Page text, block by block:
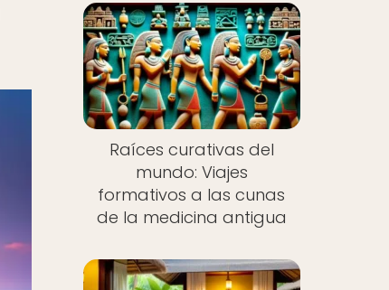
Raíces curativas del
mundo: Viajes
formativos a las cunas
de la medicina antigua